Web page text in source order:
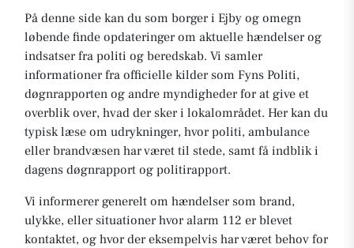
På denne side kan du som borger i Ejby og omegn
løbende finde opdateringer om aktuelle hændelser og
indsatser fra politi og beredskab. Vi samler
informationer fra officielle kilder som Fyns Politi,
døgnrapporten og andre myndigheder for at give et
overblik over, hvad der sker i lokalområdet. Her kan du
typisk læse om udrykninger, hvor politi, ambulance
eller brandvæsen har været til stede, samt få indblik i
dagens døgnrapport og politirapport.
Vi informerer generelt om hændelser som brand,
ulykke, eller situationer hvor alarm 112 er blevet
kontaktet, og hvor der eksempelvis har været behov for